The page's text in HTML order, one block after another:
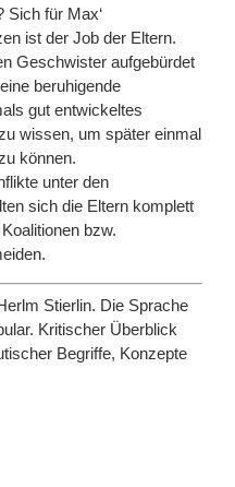
Sich für Max‘
ist der Job der Eltern.
Geschwister aufgebürdet
beruhigende
gut entwickeltes
wissen, um später einmal
können.
unter den
sich die Eltern komplett
bzw.
Stierlin. Die Sprache
Kritischer Überblick
Begriffe, Konzepte